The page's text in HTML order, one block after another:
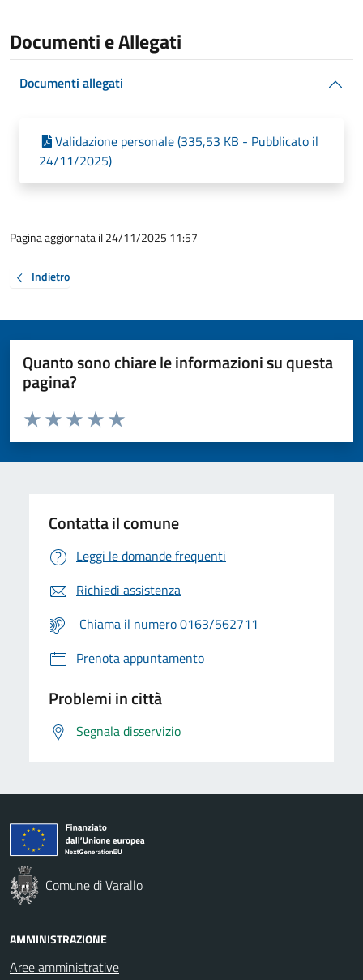
Documenti e Allegati
Documenti allegati
Validazione personale (335,53 KB - Pubblicato il
24/11/2025)
Pagina aggiornata il 24/11/2025 11:57
Indietro
Quanto sono chiare le informazioni su questa
pagina?
Valuta da 1 a 5 stelle la pagina
Valuta 5 stelle su 5
Valuta 4 stelle su 5
Valuta 3 stelle su 5
Valuta 2 stelle su 5
Valuta 1 stelle su 5
Contatta il comune
Leggi le domande frequenti
Richiedi assistenza
Chiama il numero 0163/562711
Prenota appuntamento
Problemi in città
Segnala disservizio
Comune di Varallo
AMMINISTRAZIONE
Aree amministrative